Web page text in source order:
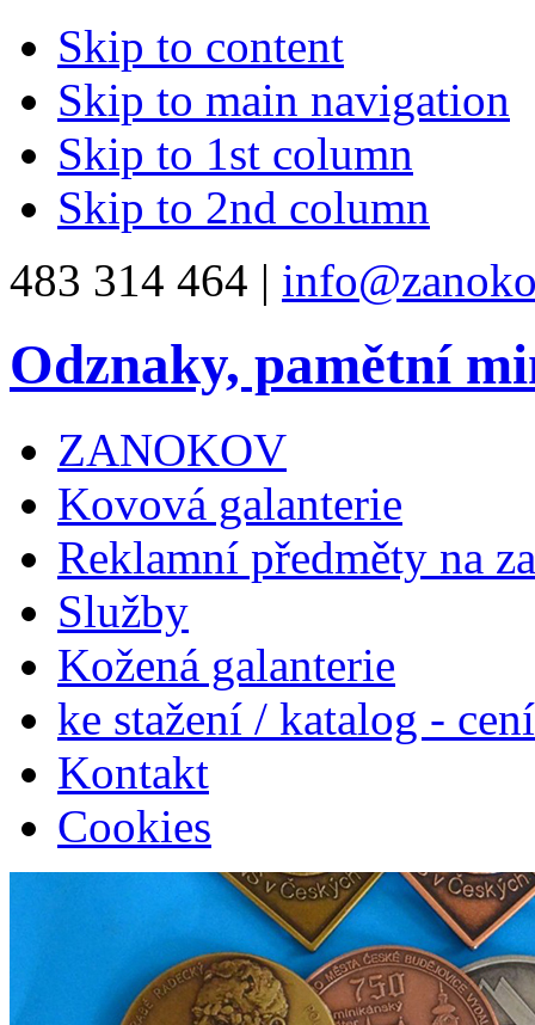
Skip to content
Skip to main navigation
Skip to 1st column
Skip to 2nd column
483 314 464 |
Odznaky, pamětní
ZANOKOV
Kovová galanterie
Reklamní předměty na
Služby
Kožená galanterie
ke stažení / katalog -
Kontakt
Cookies